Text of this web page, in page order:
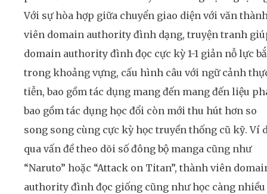
Với sự hòa hợp giữa chuyển giao diện với văn
viên domain authority đình dạng, truyện tranh
domain authority đình đọc cực kỳ 1-1 giản nỗ lực
trong khoảng vựng, cấu hình câu với ngữ cảnh
tiễn, bao gồm tác dụng mang đến mang đến liệu
bao gồm tác dụng học đổi còn mới thu hút hơn so
song song cùng cực kỳ học truyền thống cũ kỹ. Ví
qua vấn đề theo dõi số đông bộ manga cũng như
“Naruto” hoặc “Attack on Titan”, thành viên
authority đình đọc giống cũng như học càng nhiều